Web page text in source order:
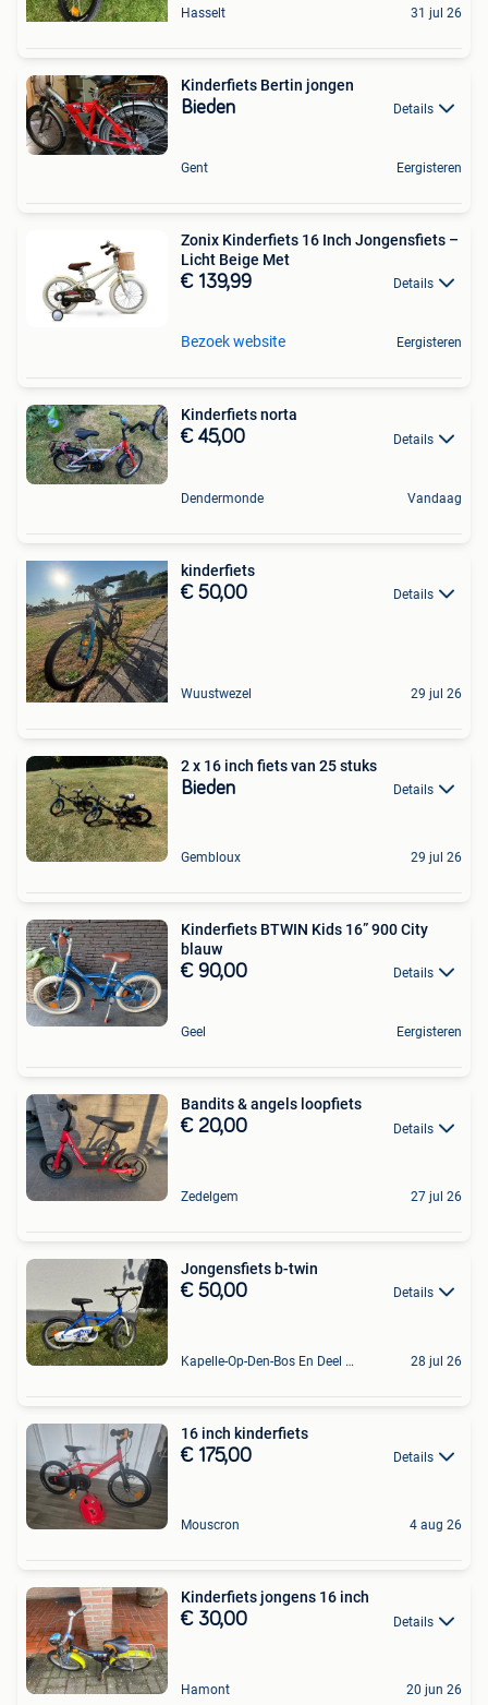
Hasselt 31 jul 26
Kinderfiets Bertin jongen
Bieden Details
Gent Eergisteren
Zonix Kinderfiets 16 Inch Jongensfiets –
Licht Beige Met
€ 139,99 Details
Bezoek website Eergisteren
Kinderfiets norta
€ 45,00 Details
Dendermonde Vandaag
kinderfiets
€ 50,00 Details
Wuustwezel 29 jul 26
2 x 16 inch fiets van 25 stuks
Bieden Details
Gembloux 29 jul 26
Kinderfiets BTWIN Kids 16” 900 City
blauw
€ 90,00 Details
Geel Eergisteren
Bandits & angels loopfiets
€ 20,00 Details
Zedelgem 27 jul 26
Jongensfiets b-twin
€ 50,00 Details
Kapelle-Op-Den-Bos En Deel Van Zemst 28 jul 26
16 inch kinderfiets
€ 175,00 Details
Mouscron 4 aug 26
Kinderfiets jongens 16 inch
€ 30,00 Details
Hamont 20 jun 26